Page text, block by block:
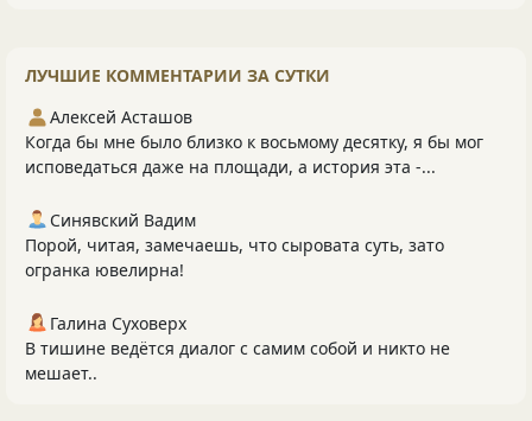
ЛУЧШИЕ КОММЕНТАРИИ ЗА СУТКИ
Алексей Асташов
Когда бы мне было близко к восьмому десятку, я бы мог
исповедаться даже на площади, а история эта -...
Синявский Вадим
Порой, читая, замечаешь, что сыровата суть, зато
огранка ювелирна!
Галина Суховерх
В тишине ведётся диалог с самим собой и никто не
мешает..